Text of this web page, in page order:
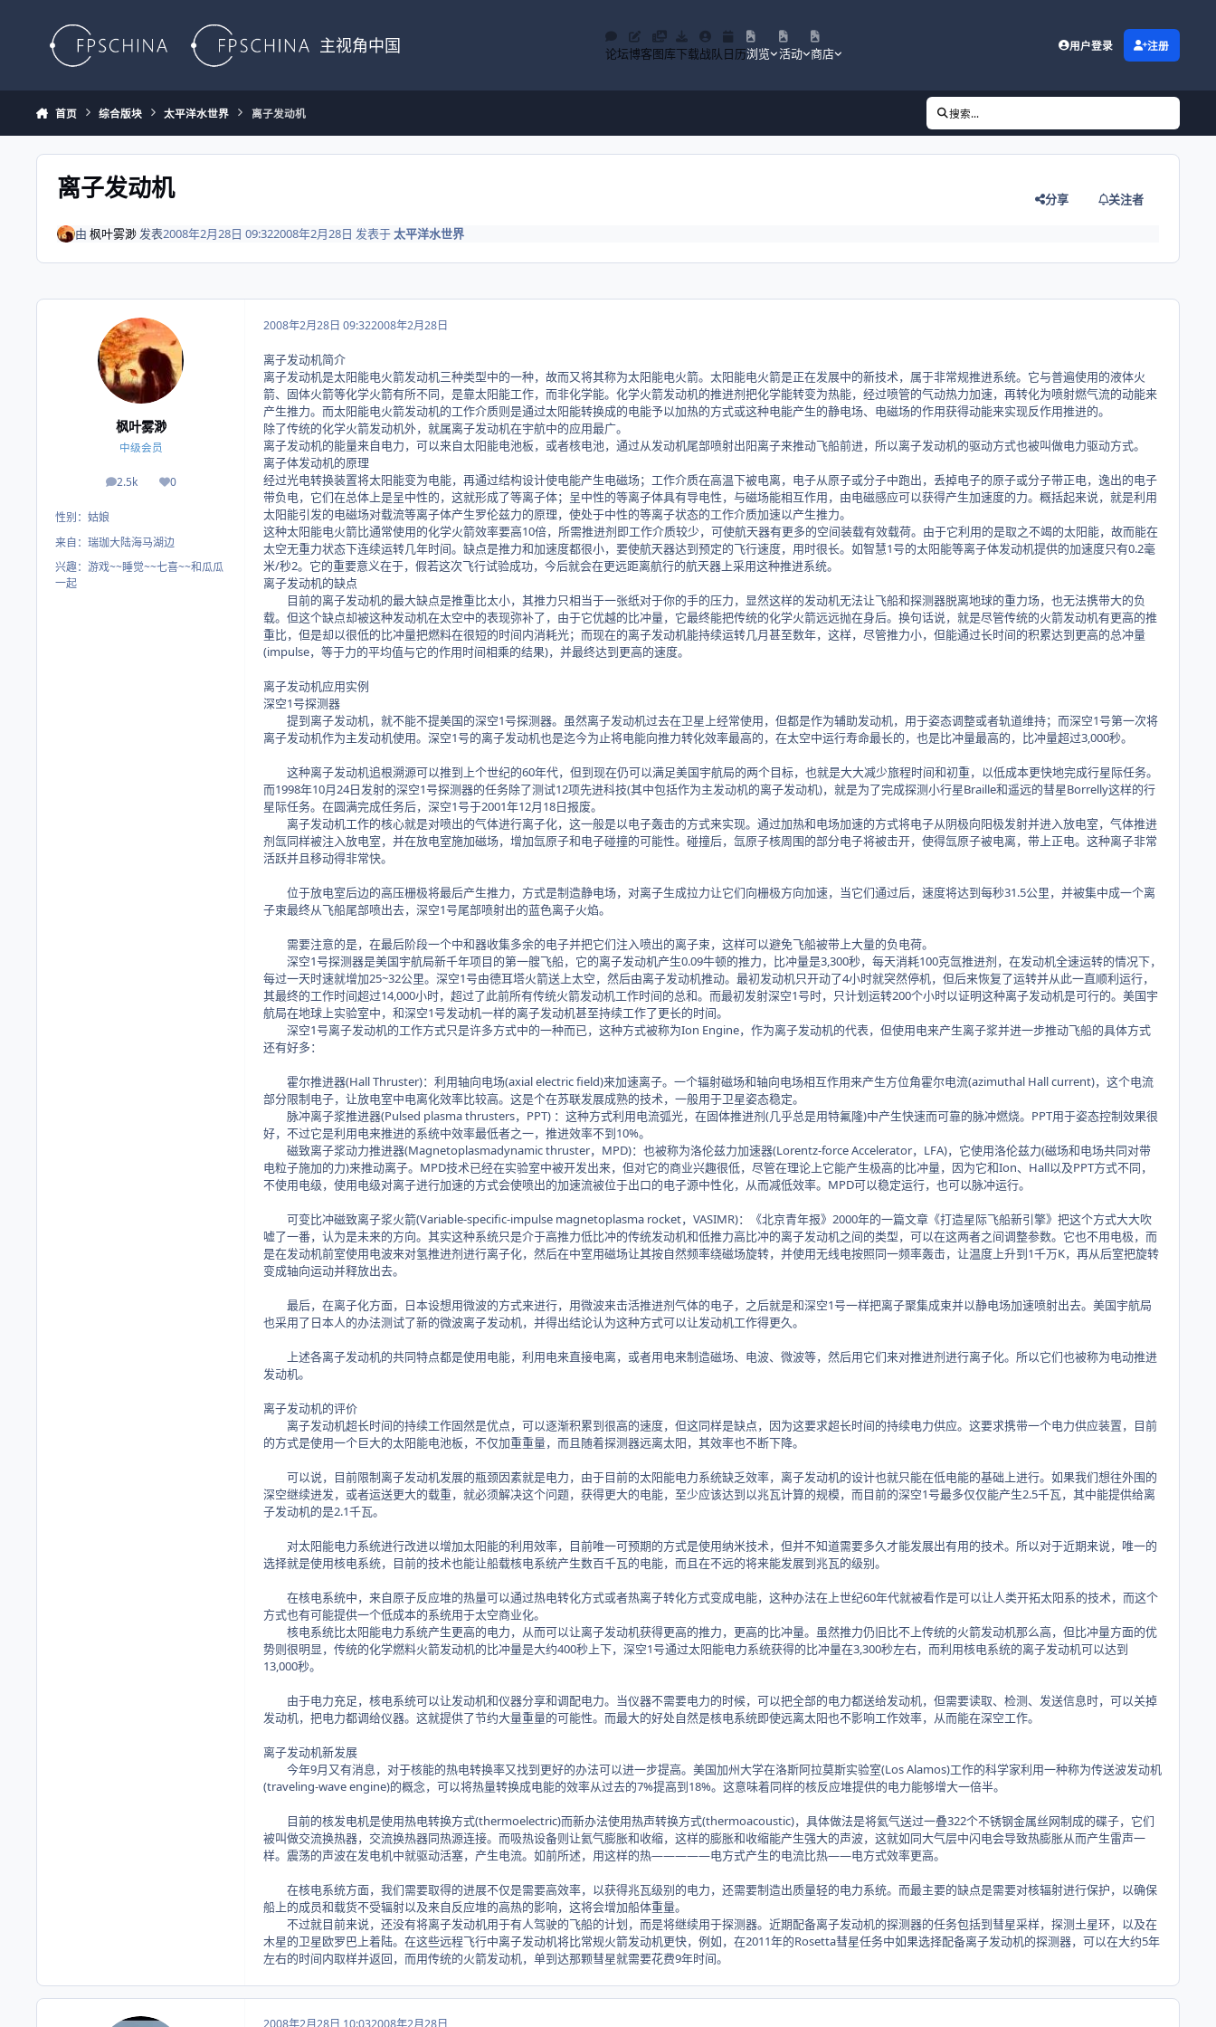
主视角中国 论坛博客图库下载战队 日历浏览 活动 商店
用户登录 注册
首页 综合版块 太平洋水世界 离子发动机 搜索...
离子发动机 分享 关注者
由 枫叶雾渺发表2008年2月28日 09:322008年2月28日 发表于太平洋水世界
枫叶雾渺
中级会员
2.5k
帖子 0
荣誉积分
性别： 姑娘
来自： 瑞珈大陆海马湖边
兴趣： 游戏~~睡觉~~七喜~~和瓜瓜
一起
2008年2月28日 09:322008年2月28日
离子发动机简介
离子发动机是太阳能电火箭发动机三种类型中的一种，故而又将其称为太阳能电火箭。太阳能电火箭是正在发展中的新技术，属于非常规推进系统。它与普遍使用的液体火
箭、固体火箭等化学火箭有所不同，是靠太阳能工作，而非化学能。化学火箭发动机的推进剂把化学能转变为热能，经过喷管的气动热力加速，再转化为喷射燃气流的动能来
产生推力。而太阳能电火箭发动机的工作介质则是通过太阳能转换成的电能予以加热的方式或这种电能产生的静电场、电磁场的作用获得动能来实现反作用推进的。
除了传统的化学火箭发动机外，就属离子发动机在宇航中的应用最广。
离子发动机的能量来自电力，可以来自太阳能电池板，或者核电池，通过从发动机尾部喷射出阳离子来推动飞船前进，所以离子发动机的驱动方式也被叫做电力驱动方式。
离子体发动机的原理
经过光电转换装置将太阳能变为电能，再通过结构设计使电能产生电磁场；工作介质在高温下被电离，电子从原子或分子中跑出，丢掉电子的原子或分子带正电，逸出的电子
带负电，它们在总体上是呈中性的，这就形成了等离子体；呈中性的等离子体具有导电性，与磁场能相互作用，由电磁感应可以获得产生加速度的力。概括起来说，就是利用
太阳能引发的电磁场对载流等离子体产生罗伦兹力的原理，使处于中性的等离子状态的工作介质加速以产生推力。
这种太阳能电火箭比通常使用的化学火箭效率要高10倍，所需推进剂即工作介质较少，可使航天器有更多的空间装载有效载荷。由于它利用的是取之不竭的太阳能，故而能在
太空无重力状态下连续运转几年时间。缺点是推力和加速度都很小，要使航天器达到预定的飞行速度，用时很长。如智慧1号的太阳能等离子体发动机提供的加速度只有0.2毫
米/秒2。它的重要意义在于，假若这次飞行试验成功，今后就会在更远距离航行的航天器上采用这种推进系统。
离子发动机的缺点
目前的离子发动机的最大缺点是推重比太小，其推力只相当于一张纸对于你的手的压力，显然这样的发动机无法让飞船和探测器脱离地球的重力场，也无法携带大的负
载。但这个缺点却被这种发动机在太空中的表现弥补了，由于它优越的比冲量，它最终能把传统的化学火箭远远抛在身后。换句话说，就是尽管传统的火箭发动机有更高的推
重比，但是却以很低的比冲量把燃料在很短的时间内消耗光；而现在的离子发动机能持续运转几月甚至数年，这样，尽管推力小，但能通过长时间的积累达到更高的总冲量
(impulse，等于力的平均值与它的作用时间相乘的结果)，并最终达到更高的速度。
离子发动机应用实例
深空1号探测器
提到离子发动机，就不能不提美国的深空1号探测器。虽然离子发动机过去在卫星上经常使用，但都是作为辅助发动机，用于姿态调整或者轨道维持；而深空1号第一次将
离子发动机作为主发动机使用。深空1号的离子发动机也是迄今为止将电能向推力转化效率最高的，在太空中运行寿命最长的，也是比冲量最高的，比冲量超过3,000秒。
这种离子发动机追根溯源可以推到上个世纪的60年代，但到现在仍可以满足美国宇航局的两个目标，也就是大大减少旅程时间和初重，以低成本更快地完成行星际任务。
而1998年10月24日发射的深空1号探测器的任务除了测试12项先进科技(其中包括作为主发动机的离子发动机)，就是为了完成探测小行星Braille和遥远的彗星Borrelly这样的行
星际任务。在圆满完成任务后，深空1号于2001年12月18日报废。
离子发动机工作的核心就是对喷出的气体进行离子化，这一般是以电子轰击的方式来实现。通过加热和电场加速的方式将电子从阴极向阳极发射并进入放电室，气体推进
剂氙同样被注入放电室，并在放电室施加磁场，增加氙原子和电子碰撞的可能性。碰撞后，氙原子核周围的部分电子将被击开，使得氙原子被电离，带上正电。这种离子非常
活跃并且移动得非常快。
位于放电室后边的高压栅极将最后产生推力，方式是制造静电场，对离子生成拉力让它们向栅极方向加速，当它们通过后，速度将达到每秒31.5公里，并被集中成一个离
子束最终从飞船尾部喷出去，深空1号尾部喷射出的蓝色离子火焰。
需要注意的是，在最后阶段一个中和器收集多余的电子并把它们注入喷出的离子束，这样可以避免飞船被带上大量的负电荷。
深空1号探测器是美国宇航局新千年项目的第一艘飞船，它的离子发动机产生0.09牛顿的推力，比冲量是3,300秒，每天消耗100克氙推进剂，在发动机全速运转的情况下，
每过一天时速就增加25~32公里。深空1号由德耳塔火箭送上太空，然后由离子发动机推动。最初发动机只开动了4小时就突然停机，但后来恢复了运转并从此一直顺利运行，
其最终的工作时间超过14,000小时，超过了此前所有传统火箭发动机工作时间的总和。而最初发射深空1号时，只计划运转200个小时以证明这种离子发动机是可行的。美国宇
航局在地球上实验室中，和深空1号发动机一样的离子发动机甚至持续工作了更长的时间。
深空1号离子发动机的工作方式只是许多方式中的一种而已，这种方式被称为Ion Engine，作为离子发动机的代表，但使用电来产生离子浆并进一步推动飞船的具体方式
还有好多：
霍尔推进器(Hall Thruster)：利用轴向电场(axial electric field)来加速离子。一个辐射磁场和轴向电场相互作用来产生方位角霍尔电流(azimuthal Hall current)，这个电流
部分限制电子，让放电室中电离化效率比较高。这是个在苏联发展成熟的技术，一般用于卫星姿态稳定。
脉冲离子浆推进器(Pulsed plasma thrusters，PPT) ：这种方式利用电流弧光，在固体推进剂(几乎总是用特氟隆)中产生快速而可靠的脉冲燃烧。PPT用于姿态控制效果很
好，不过它是利用电来推进的系统中效率最低者之一，推进效率不到10%。
磁致离子浆动力推进器(Magnetoplasmadynamic thruster，MPD)：也被称为洛伦兹力加速器(Lorentz-force Accelerator，LFA)，它使用洛伦兹力(磁场和电场共同对带
电粒子施加的力)来推动离子。MPD技术已经在实验室中被开发出来，但对它的商业兴趣很低，尽管在理论上它能产生极高的比冲量，因为它和Ion、Hall以及PPT方式不同，
不使用电级，使用电级对离子进行加速的方式会使喷出的加速流被位于出口的电子源中性化，从而减低效率。MPD可以稳定运行，也可以脉冲运行。
可变比冲磁致离子浆火箭(Variable-specific-impulse magnetoplasma rocket，VASIMR)：《北京青年报》2000年的一篇文章《打造星际飞船新引擎》把这个方式大大吹
嘘了一番，认为是未来的方向。其实这种系统只是介于高推力低比冲的传统发动机和低推力高比冲的离子发动机之间的类型，可以在这两者之间调整参数。它也不用电极，而
是在发动机前室使用电波来对氢推进剂进行离子化，然后在中室用磁场让其按自然频率绕磁场旋转，并使用无线电按照同一频率轰击，让温度上升到1千万K，再从后室把旋转
变成轴向运动并释放出去。
最后，在离子化方面，日本设想用微波的方式来进行，用微波来击活推进剂气体的电子，之后就是和深空1号一样把离子聚集成束并以静电场加速喷射出去。美国宇航局
也采用了日本人的办法测试了新的微波离子发动机，并得出结论认为这种方式可以让发动机工作得更久。
上述各离子发动机的共同特点都是使用电能，利用电来直接电离，或者用电来制造磁场、电波、微波等，然后用它们来对推进剂进行离子化。所以它们也被称为电动推进
发动机。
离子发动机的评价
离子发动机超长时间的持续工作固然是优点，可以逐渐积累到很高的速度，但这同样是缺点，因为这要求超长时间的持续电力供应。这要求携带一个电力供应装置，目前
的方式是使用一个巨大的太阳能电池板，不仅加重重量，而且随着探测器远离太阳，其效率也不断下降。
可以说，目前限制离子发动机发展的瓶颈因素就是电力，由于目前的太阳能电力系统缺乏效率，离子发动机的设计也就只能在低电能的基础上进行。如果我们想往外围的
深空继续进发，或者运送更大的载重，就必须解决这个问题，获得更大的电能，至少应该达到以兆瓦计算的规模，而目前的深空1号最多仅仅能产生2.5千瓦，其中能提供给离
子发动机的是2.1千瓦。
对太阳能电力系统进行改进以增加太阳能的利用效率，目前唯一可预期的方式是使用纳米技术，但并不知道需要多久才能发展出有用的技术。所以对于近期来说，唯一的
选择就是使用核电系统，目前的技术也能让船载核电系统产生数百千瓦的电能，而且在不远的将来能发展到兆瓦的级别。
在核电系统中，来自原子反应堆的热量可以通过热电转化方式或者热离子转化方式变成电能，这种办法在上世纪60年代就被看作是可以让人类开拓太阳系的技术，而这个
方式也有可能提供一个低成本的系统用于太空商业化。
核电系统比太阳能电力系统产生更高的电力，从而可以让离子发动机获得更高的推力，更高的比冲量。虽然推力仍旧比不上传统的火箭发动机那么高，但比冲量方面的优
势则很明显，传统的化学燃料火箭发动机的比冲量是大约400秒上下，深空1号通过太阳能电力系统获得的比冲量在3,300秒左右，而利用核电系统的离子发动机可以达到
13,000秒。
由于电力充足，核电系统可以让发动机和仪器分享和调配电力。当仪器不需要电力的时候，可以把全部的电力都送给发动机，但需要读取、检测、发送信息时，可以关掉
发动机，把电力都调给仪器。这就提供了节约大量重量的可能性。而最大的好处自然是核电系统即使远离太阳也不影响工作效率，从而能在深空工作。
离子发动机新发展
今年9月又有消息，对于核能的热电转换率又找到更好的办法可以进一步提高。美国加州大学在洛斯阿拉莫斯实验室(Los Alamos)工作的科学家利用一种称为传送波发动机
(traveling-wave engine)的概念，可以将热量转换成电能的效率从过去的7%提高到18%。这意味着同样的核反应堆提供的电力能够增大一倍半。
目前的核发电机是使用热电转换方式(thermoelectric)而新办法使用热声转换方式(thermoacoustic)，具体做法是将氦气送过一叠322个不锈钢金属丝网制成的碟子，它们
被叫做交流换热器，交流换热器同热源连接。而吸热设备则让氦气膨胀和收缩，这样的膨胀和收缩能产生强大的声波，这就如同大气层中闪电会导致热膨胀从而产生雷声一
样。震荡的声波在发电机中就驱动活塞，产生电流。如前所述，用这样的热—————电方式产生的电流比热——电方式效率更高。
在核电系统方面，我们需要取得的进展不仅是需要高效率，以获得兆瓦级别的电力，还需要制造出质量轻的电力系统。而最主要的缺点是需要对核辐射进行保护，以确保
船上的成员和载货不受辐射以及来自反应堆的高热的影响，这将会增加船体重量。
不过就目前来说，还没有将离子发动机用于有人驾驶的飞船的计划，而是将继续用于探测器。近期配备离子发动机的探测器的任务包括到彗星采样，探测土星环，以及在
木星的卫星欧罗巴上着陆。在这些远程飞行中离子发动机将比常规火箭发动机更快，例如，在2011年的Rosetta彗星任务中如果选择配备离子发动机的探测器，可以在大约5年
左右的时间内取样并返回，而用传统的火箭发动机，单到达那颗彗星就需要花费9年时间。